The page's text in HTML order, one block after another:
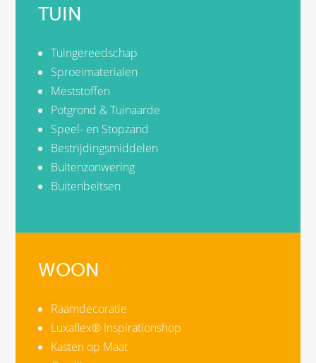
TUIN
Tuingereedschap
Sproeimaterialen
Meststoffen
Potgrond & Tuinaarde
Speel- en Stopzand
Bestrijdingsmiddelen
Buitenzonwering
Buitenbeitsen
WOON
Raamdecoratie
Luxaflex® Inspirationshop
Kasten op Maat